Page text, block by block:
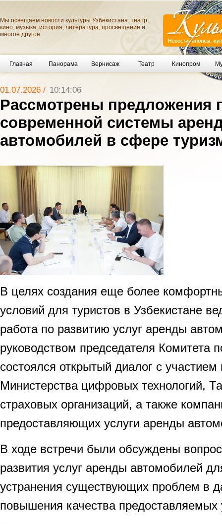
Мы освещаем новости культуры Узбекистана: театр,
кино, музыка, история, литература, просвещение и
многое другое.
Главная Панорама Вернисаж Театр Кинопром
01.07.2026 / 10:14:06
Рассмотрены предложения
современной системы
автомобилей в сфере
В целях создания еще более
условий для туристов в Узбекистане
работа по развитию услуг аренды
руководством председателя Комитета
состоялся открытый диалог с участием
Министерства цифровых технологий,
страховых организаций, а также
предоставляющих услуги аренды
В ходе встречи были обсуждены
развития услуг аренды автомобилей
устранения существующих проблем в
повышения качества предоставляемых